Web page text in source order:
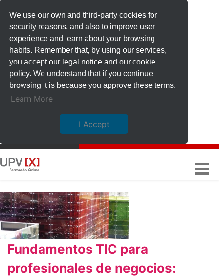
We use our own and third-party cookies for
security reasons, and also to improve user
experience and learn about your browsing
habits. Remember that, by using our services,
you accept our legal notice and our cookie
policy. We understand that if you continue
browsing it is because you approve these terms.
Learn More
I Accept
Fundamentos TIC para
profesionales de negocios: